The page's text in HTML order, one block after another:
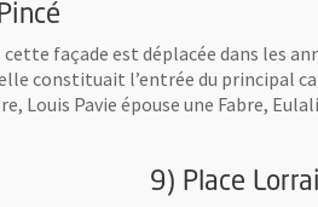
façade est déplacée dans les
constituait l’entrée du principal
Louis Pavie épouse une Fabre,
9) Place